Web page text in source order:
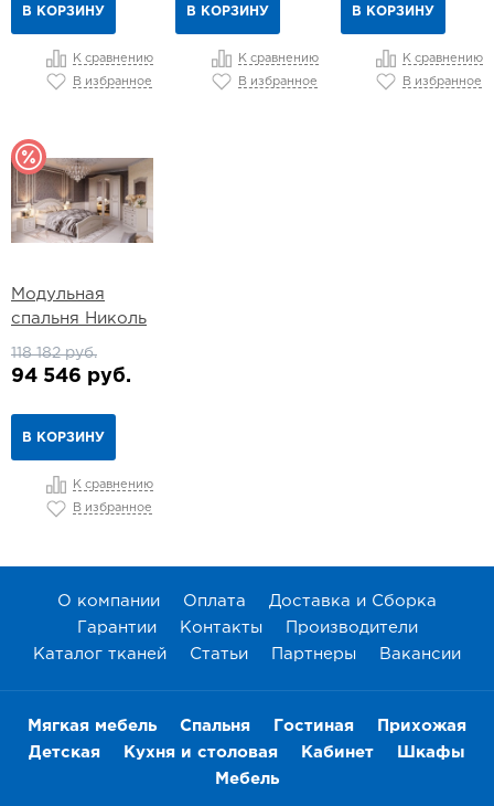
В КОРЗИНУ
К сравнению
В избранное
В КОРЗИНУ
К сравнению
В избранное
В КОРЗИНУ
К сравнению
В избранное
Модульная
спальня Николь
118 182 руб.
94 546 руб.
В КОРЗИНУ
К сравнению
В избранное
О компании Оплата
Доставка и Сборка
Гарантии
Контакты
Производители
Каталог тканей
Статьи Партнеры Вакансии
Мягкая мебель Спальня Гостиная
Прихожая
Детская
Кухня и столовая Кабинет
Шкафы
Мебель